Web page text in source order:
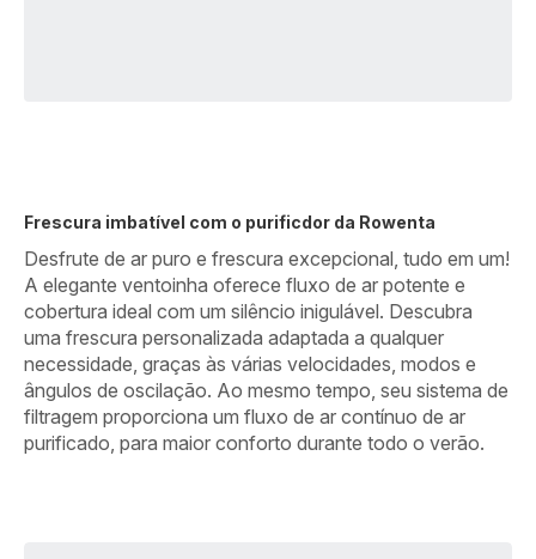
Frescura imbatível com o purificdor da Rowenta
Desfrute de ar puro e frescura excepcional, tudo em um!
A elegante ventoinha oferece fluxo de ar potente e
cobertura ideal com um silêncio inigulável. Descubra
uma frescura personalizada adaptada a qualquer
necessidade, graças às várias velocidades, modos e
ângulos de oscilação. Ao mesmo tempo, seu sistema de
filtragem proporciona um fluxo de ar contínuo de ar
purificado, para maior conforto durante todo o verão.